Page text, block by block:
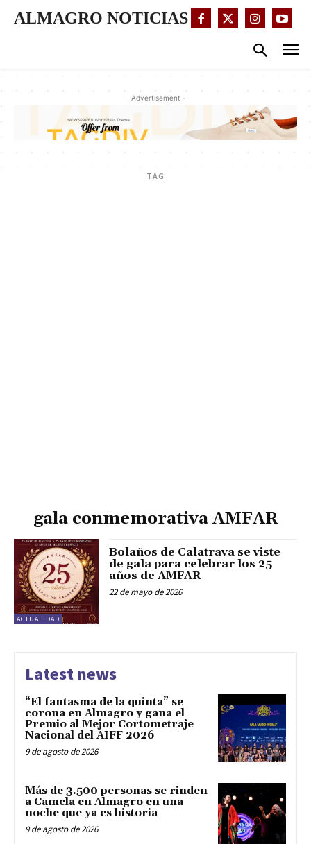
ALMAGRO NOTICIAS
- Advertisement -
TAG
gala conmemorativa AMFAR
ACTUALIDAD
Bolaños de Calatrava se viste
de gala para celebrar los 25
años de AMFAR
22 de mayo de 2026
Latest news
“El fantasma de la quinta” se
corona en Almagro y gana el
Premio al Mejor Cortometraje
Nacional del AIFF 2026
9 de agosto de 2026
Más de 3.500 personas se rinden
a Camela en Almagro en una
noche que ya es historia
9 de agosto de 2026